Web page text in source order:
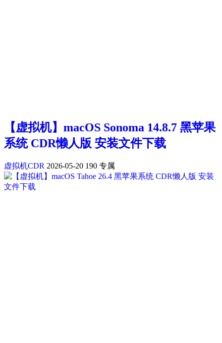
【虚拟机】macOS Sonoma 14.8.7 黑苹果
系统 CDR懒人版 安装文件下载
虚拟机CDR 2026-05-20 190 专属